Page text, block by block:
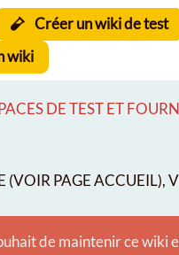
Créer un wiki de test
wiki
DE TEST ET
PAGE ACCUEIL),
de maintenir ce wiki